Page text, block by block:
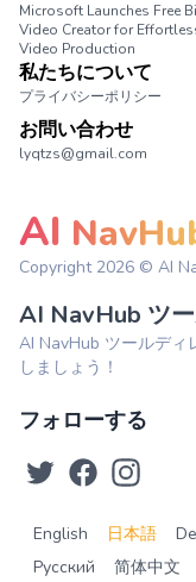
Microsoft Launches Free
Video Creator for
Video Production
私たちについて
プライバシーポリシー
お問い合わせ
lyqtzs@gmail.com
AI
Copyright 2026 © AI
AI NavHub ツ
AI NavHub ツールディ
しましょう！
フォローする
English 日本語
Русский
简体中文